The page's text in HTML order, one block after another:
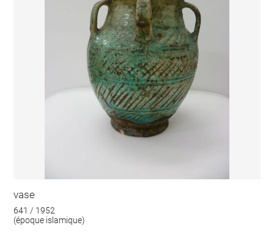
vase
641 / 1952
(époque islamique)